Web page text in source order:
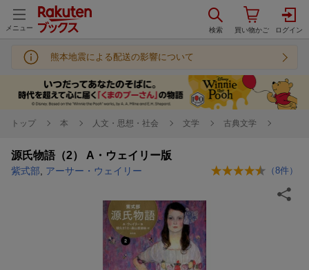
メニュー
熊本地震による配送の影響について
トップ 本 人文・思想・社会 文学 古典文学
源氏物語（2） A・ウェイリー版
紫式部 アーサー・ウェイリー （8件）